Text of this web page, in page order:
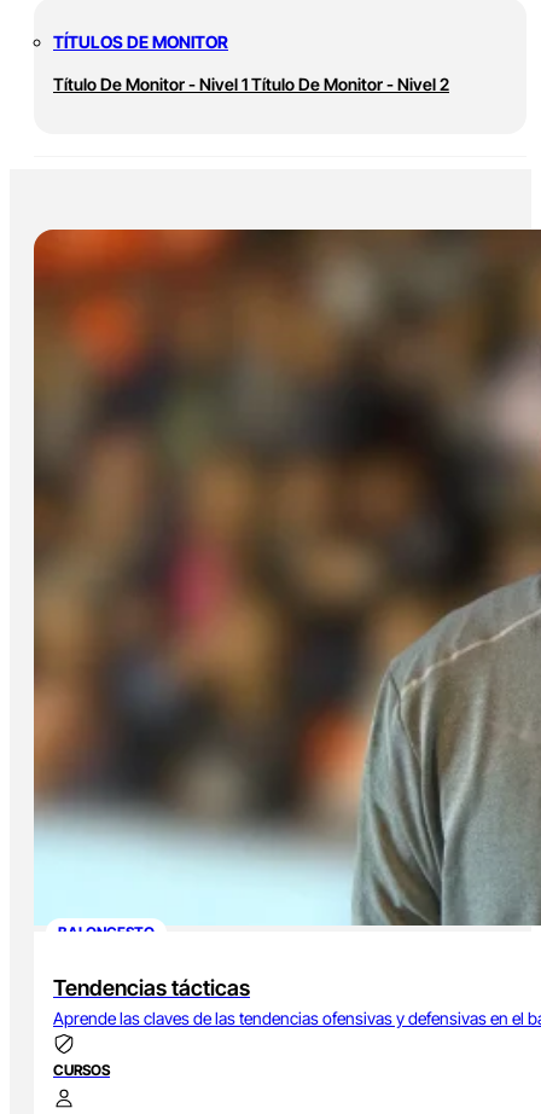
TÍTULOS DE MONITOR
Título De Monitor - Nivel 1Título De Monitor - Nivel 2
BALONCESTO
Tendencias tácticas
Aprende las claves de las tendencias ofensivas y defensivas en
CURSOS